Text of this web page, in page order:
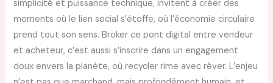
simplicité et puissance technique, invitent à créer des
moments où le lien social s’étoffe, où l’économie circulaire
prend tout son sens. Broker ce pont digital entre vendeur
et acheteur, c’est aussi s’inscrire dans un engagement
doux envers la planète, où recycler rime avec rêver. L’enjeu